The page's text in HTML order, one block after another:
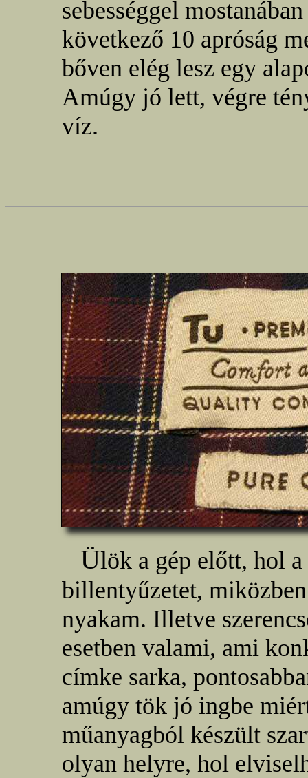
sebességgel
következő 10 apróság
bőven elég lesz egy
Amúgy jó lett, végre
víz.
Ülök a gép előtt, hol
billentyűzetet,
nyakam. Illetve
esetben valami, ami
címke sarka,
amúgy tök jó ingbe
műanyagból készült
olyan helyre, hol